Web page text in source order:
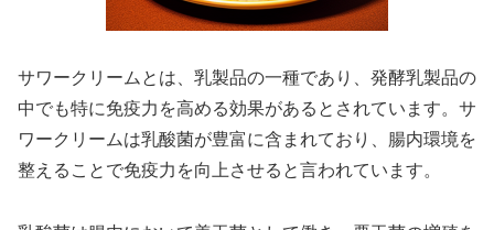
サワークリームとは、乳製品の一種であり、発酵乳製品の
中でも特に免疫力を高める効果があるとされています。サ
ワークリームは乳酸菌が豊富に含まれており、腸内環境を
整えることで免疫力を向上させると言われています。